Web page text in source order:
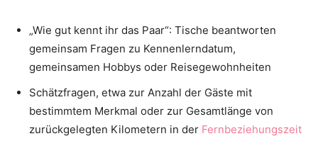
„Wie gut kennt ihr das Paar“: Tische beantworten
gemeinsam Fragen zu Kennenlerndatum,
gemeinsamen Hobbys oder Reisegewohnheiten
Schätzfragen, etwa zur Anzahl der Gäste mit
bestimmtem Merkmal oder zur Gesamtlänge von
zurückgelegten Kilometern in der Fernbeziehungszeit​